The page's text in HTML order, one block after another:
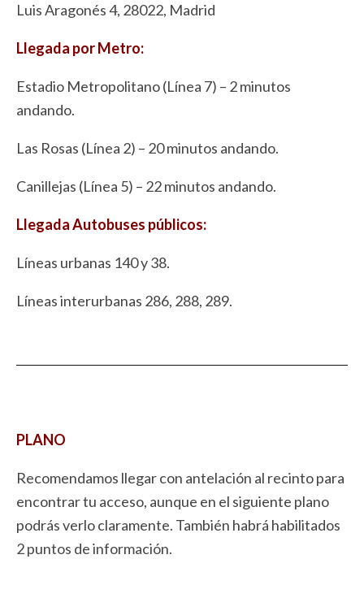
Luis Aragonés 4, 28022, Madrid
Llegada por Metro:
Estadio Metropolitano (Línea 7) – 2 minutos
andando.
Las Rosas (Línea 2) – 20 minutos andando.
Canillejas (Línea 5) – 22 minutos andando.
Llegada Autobuses públicos:
Líneas urbanas 140 y 38.
Líneas interurbanas 286, 288, 289.
PLANO
Recomendamos llegar con antelación al recinto para
encontrar tu acceso, aunque en el siguiente plano
podrás verlo claramente. También habrá habilitados
2 puntos de información.